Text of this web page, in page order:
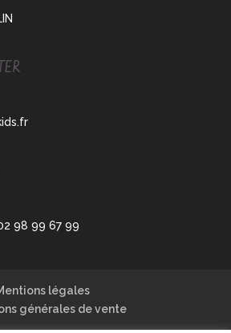
98 99 67 99
légales
générales de vente